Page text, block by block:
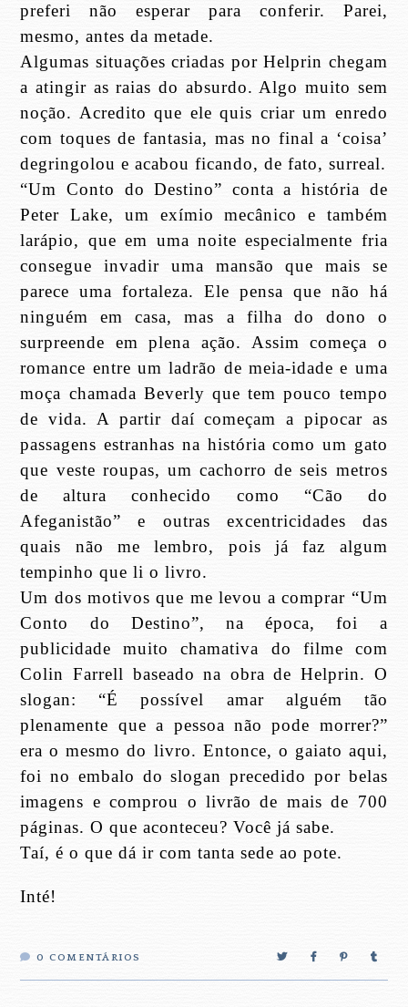
preferi não esperar para conferir. Parei,
mesmo, antes da metade.
Algumas situações criadas por Helprin chegam
a atingir as raias do absurdo. Algo muito sem
noção. Acredito que ele quis criar um enredo
com toques de fantasia, mas no final a ‘coisa’
degringolou e acabou ficando, de fato, surreal.
“Um Conto do Destino” conta a história de
Peter Lake, um exímio mecânico e também
larápio, que em uma noite especialmente fria
consegue invadir uma mansão que mais se
parece uma fortaleza. Ele pensa que não há
ninguém em casa, mas a filha do dono o
surpreende em plena ação. Assim começa o
romance entre um ladrão de meia-idade e uma
moça chamada Beverly que tem pouco tempo
de vida. A partir daí começam a pipocar as
passagens estranhas na história como um gato
que veste roupas, um cachorro de seis metros
de altura conhecido como “Cão do
Afeganistão” e outras excentricidades das
quais não me lembro, pois já faz algum
tempinho que li o livro.
Um dos motivos que me levou a comprar “Um
Conto do Destino”, na época, foi a
publicidade muito chamativa do filme com
Colin Farrell baseado na obra de Helprin. O
slogan: “É possível amar alguém tão
plenamente que a pessoa não pode morrer?”
era o mesmo do livro. Entonce, o gaiato aqui,
foi no embalo do slogan precedido por belas
imagens e comprou o livrão de mais de 700
páginas. O que aconteceu? Você já sabe.
Taí, é o que dá ir com tanta sede ao pote.
Inté!
0 COMENTÁRIOS